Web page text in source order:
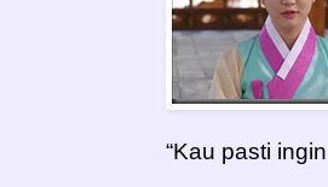
“Kau pasti